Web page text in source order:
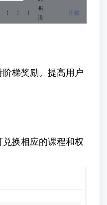
梯奖励。提高用户
换相应的课程和权